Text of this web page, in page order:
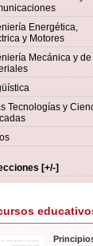
Energética,
y Motores
Mecánica y de
Tecnologías y
[+/-]